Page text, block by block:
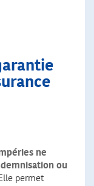
ne
ou
Elle permet